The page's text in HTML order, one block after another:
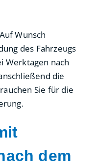
Wunsch
des Fahrzeugs
Werktagen nach
die
Sie für die
dem